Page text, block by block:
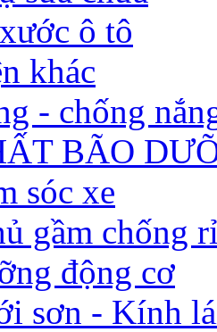
ô tô
khác
- chống
BÃO
sóc xe
gầm chống
động cơ
sơn - Kính